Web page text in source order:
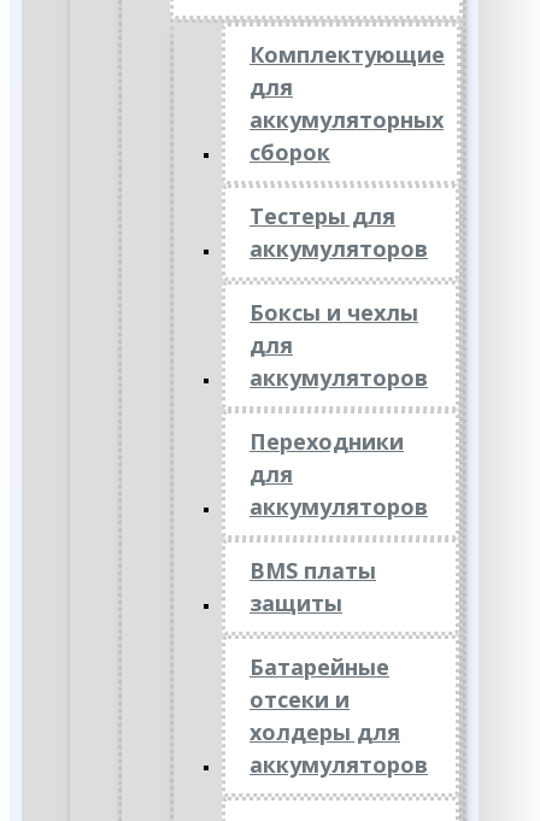
Комплектующие
для
аккумуляторных
сборок
Тестеры для
аккумуляторов
Боксы и чехлы
для
аккумуляторов
Переходники
для
аккумуляторов
BMS платы
защиты
Батарейные
отсеки и
холдеры для
аккумуляторов